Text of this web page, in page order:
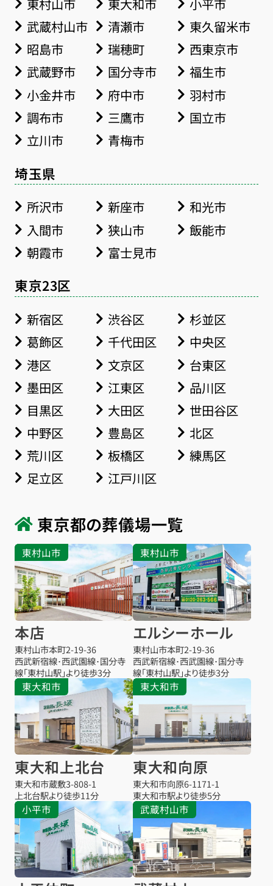
武蔵村山市
清瀬市
東久留米市
昭島市
瑞穂町
西東京市
武蔵野市
国分寺市
福生市
小金井市
府中市
羽村市
調布市
三鷹市
国立市
立川市
青梅市
埼玉県
所沢市 新座市
和光市
入間市
狭山市
飯能市
朝霞市
富士見市
東京23区
新宿区 渋谷区
杉並区
葛飾区
千代田区
中央区
港区
文京区
台東区
墨田区
江東区
品川区
目黒区
大田区
世田谷区
中野区
豊島区
北区
荒川区
板橋区
練馬区
足立区
江戸川区
東京都の葬儀場一覧
東村山市
本店
東村山市本町2-19-36
西武新宿線･西武園線･国分寺
線「東村山駅」より徒歩3分
東村山市
エルシーホール
東村山市本町2-19-36
西武新宿線･西武園線･国分寺
線「東村山駅」より徒歩3分
東大和市
東大和上北台
東大和市蔵敷3-808-1
上北台駅より徒歩11分
東大和市
東大和向原
東大和市向原6-1171-1
東大和市駅より徒歩5分
小平市 武蔵村山市